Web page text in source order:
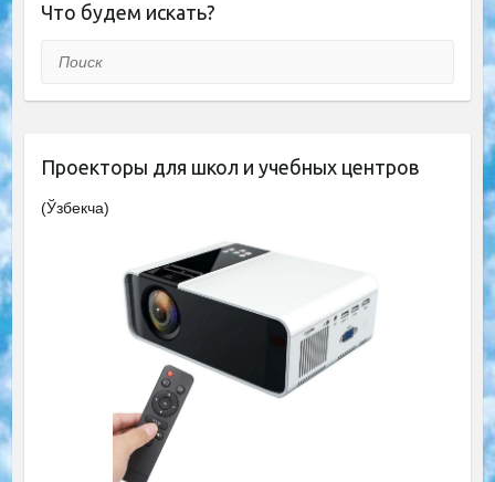
Что будем искать?
Поиск
Проекторы для школ и учебных центров
(Ўзбекча)